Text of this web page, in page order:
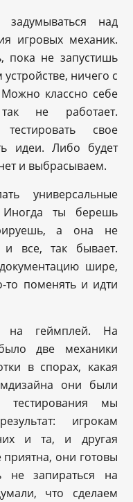
над
игровых механик.
пока не запустишь
ничего с
классно себе
не работает.
свое
идеи. Либо будет
и выбрасываем.
универсальные
ты берешь
а она не
и все, так бывает.
шире,
то поменять и идти
на геймплей. На
две механики
в спорах, какая
они были
мы
игрокам
и та, и другая
они готовы
не запираться на
что сделаем